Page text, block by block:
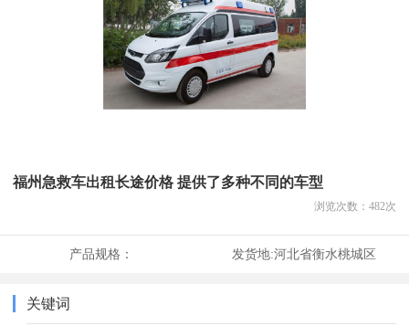
福州急救车出租长途价格 提供了多种不同的车型
浏览次数： 482次
产品规格： 发货地:河北省衡水桃城区
关键词